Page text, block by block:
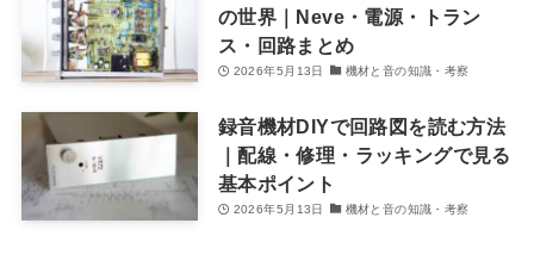
の世界｜Neve・電源・トラン
ス・回路まとめ
2026年5月13日 機材と音の知識・考察
録音機材DIYで回路図を読む方法
｜配線・修理・ラッキングで見る
基本ポイント
2026年5月13日 機材と音の知識・考察